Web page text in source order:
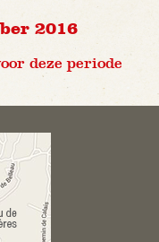
2016
deze periode